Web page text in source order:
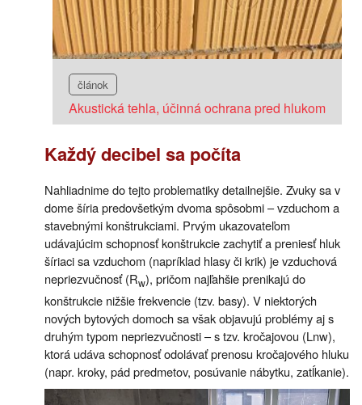
článok
Akustická tehla, účinná ochrana pred hlukom
Každý decibel sa počíta
Nahliadnime do tejto problematiky detailnejšie. Zvuky sa v
dome šíria predovšetkým dvoma spôsobmi – vzduchom a
stavebnými konštrukciami. Prvým ukazovateľom
udávajúcim schopnosť konštrukcie zachytiť a preniesť hluk
šíriaci sa vzduchom (napríklad hlasy či krik) je vzduchová
nepriezvučnosť (Rw), pričom najľahšie prenikajú do
konštrukcie nižšie frekvencie (tzv. basy). V niektorých
nových bytových domoch sa však objavujú problémy aj s
druhým typom nepriezvučnosti – s tzv. kročajovou (Lnw),
ktorá udáva schopnosť odolávať prenosu kročajového hluku
(napr. kroky, pád predmetov, posúvanie nábytku, zatĺkanie).